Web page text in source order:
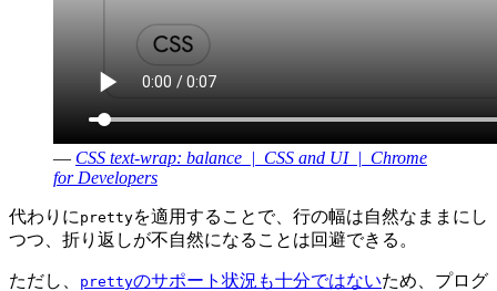
— CSS text-wrap: balance | CSS and UI | Chrome
for Developers
代わりに prettyを適用することで、行の幅は自然なままにし
つつ、折り返しが不自然になることは回避できる。
ただし、 prettyのサポート状況も十分ではないため、プログ